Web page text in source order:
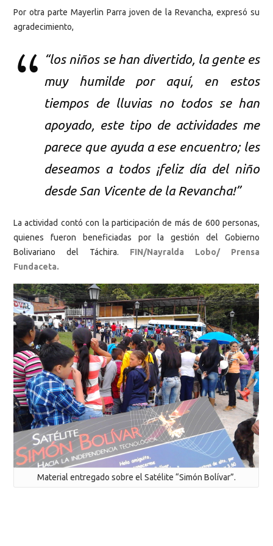
Por otra parte Mayerlin Parra joven de la Revancha, expresó su
agradecimiento,
“los niños se han divertido, la gente es
muy humilde por aquí, en estos
tiempos de lluvias no todos se han
apoyado, este tipo de actividades me
parece que ayuda a ese encuentro; les
deseamos a todos ¡feliz día del niño
desde San Vicente de la Revancha!”
La actividad contó con la participación de más de 600 personas,
quienes fueron beneficiadas por la gestión del Gobierno
Bolivariano del Táchira. FIN/Nayralda Lobo/ Prensa
Fundaceta.
Material entregado sobre el Satélite “Simón Bolívar”.